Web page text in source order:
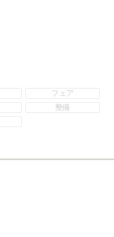
フェア
整備